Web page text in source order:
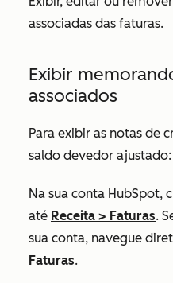
associadas das faturas.
Exibir
associados
Para exibir as notas de
saldo devedor ajustado:
Na sua conta HubSpot,
até Receita > Faturas.
sua conta, navegue
Faturas.